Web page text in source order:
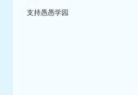
支持愚愚学园